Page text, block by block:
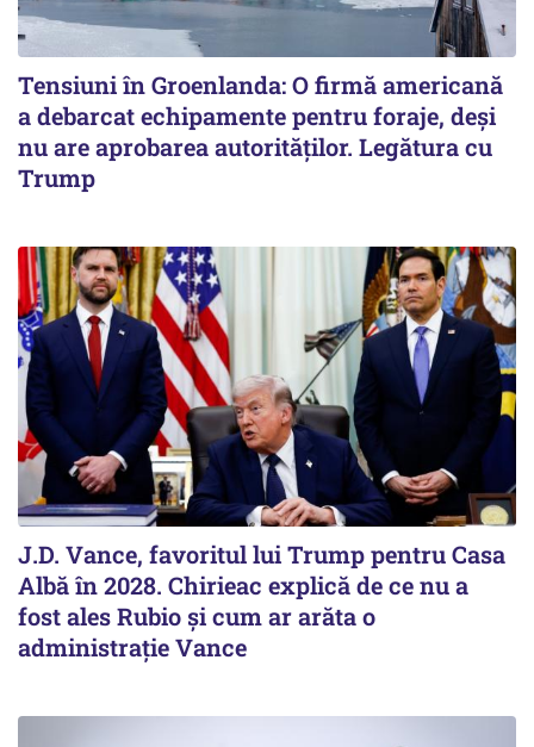
Tensiuni în Groenlanda: O firmă americană
a debarcat echipamente pentru foraje, deși
nu are aprobarea autorităților. Legătura cu
Trump
J.D. Vance, favoritul lui Trump pentru Casa
Albă în 2028. Chirieac explică de ce nu a
fost ales Rubio și cum ar arăta o
administrație Vance